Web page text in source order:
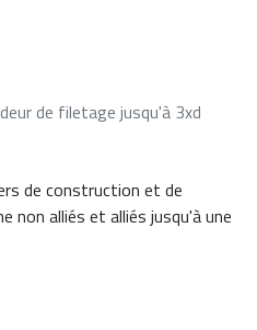
de filetage jusqu'à 3xd
de construction et de
non alliés et alliés jusqu'à une